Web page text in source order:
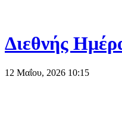
Διεθνής
12 Μαΐου, 2026 10:15